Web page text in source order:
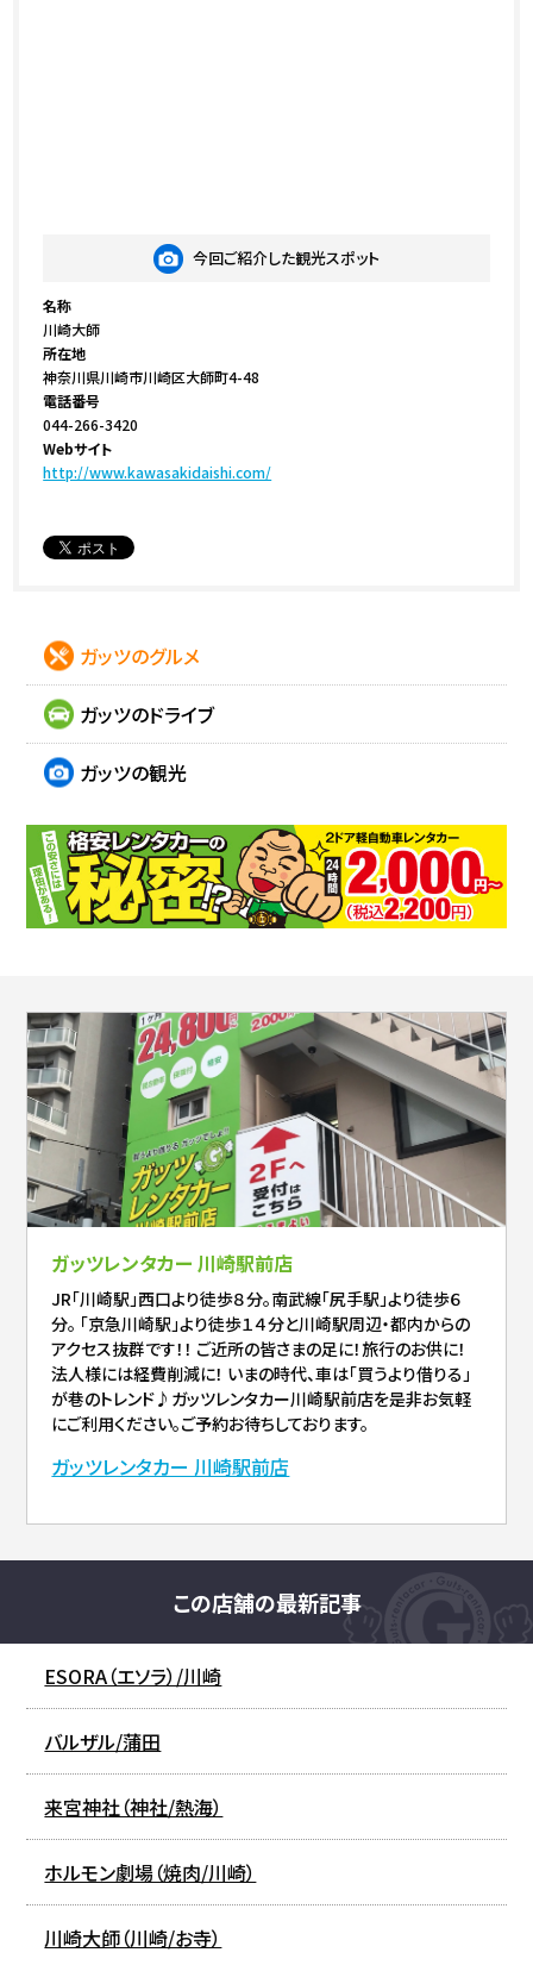
今回ご紹介した観光スポット
名称
川崎大師
所在地
神奈川県川崎市川崎区大師町4-48
電話番号
044-266-3420
Webサイト
http://www.kawasakidaishi.com/
ガッツのグルメ
ガッツのドライブ
ガッツの観光
ガッツレンタカー 川崎駅前店
JR「川崎駅」西口より徒歩８分。南武線「尻手駅」より徒歩６
分。 「京急川崎駅」より徒歩１４分と川崎駅周辺・都内からの
アクセス抜群です！！ ご近所の皆さまの足に！旅行のお供に！
法人様には経費削減に！ いまの時代、車は「買うより借りる」
が巷のトレンド♪ガッツレンタカー川崎駅前店を是非お気軽
にご利用ください。ご予約お待ちしております。
ガッツレンタカー 川崎駅前店
この店舗の最新記事
ESORA（エソラ）/川崎
バルザル/蒲田
来宮神社（神社/熱海）
ホルモン劇場（焼肉/川崎）
川崎大師（川崎/お寺）